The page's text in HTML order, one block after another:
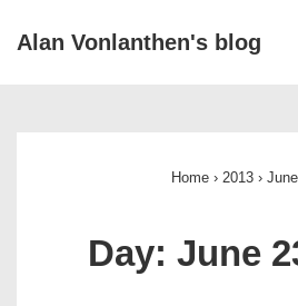
SkipAlan Vonlanthen's blog
Home › 2013 › June
Day: June